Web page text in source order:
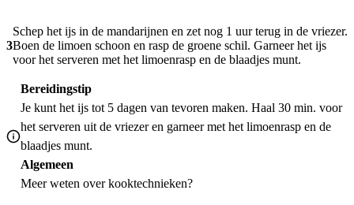
3
Schep het ijs in de mandarijnen en zet nog 1 uur terug in de vriezer.
Boen de limoen schoon en rasp de groene schil. Garneer het ijs
voor het serveren met het limoenrasp en de blaadjes munt.
Bereidingstip
Je kunt het ijs tot 5 dagen van tevoren maken. Haal 30 min. voor
het serveren uit de vriezer en garneer met het limoenrasp en de
blaadjes munt.
Algemeen
Meer weten overkooktechnieken?